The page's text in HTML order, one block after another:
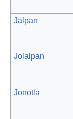
Jalpan
Jolalpan
Jonotla